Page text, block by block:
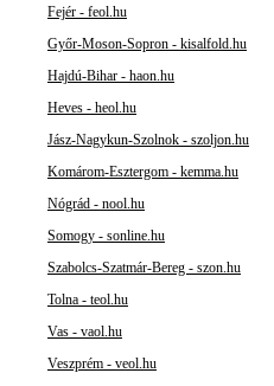
Fejér - feol.hu
Győr-Moson-Sopron - kisalfold.hu
Hajdú-Bihar - haon.hu
Heves - heol.hu
Jász-Nagykun-Szolnok - szoljon.hu
Komárom-Esztergom - kemma.hu
Nógrád - nool.hu
Somogy - sonline.hu
Szabolcs-Szatmár-Bereg - szon.hu
Tolna - teol.hu
Vas - vaol.hu
Veszprém - veol.hu